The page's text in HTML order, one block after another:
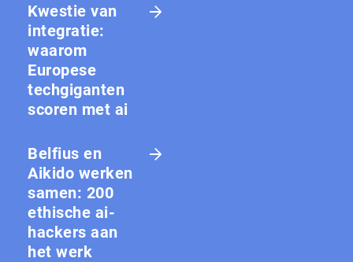
Kwestie van
integratie:
waarom
Europese
techgiganten
scoren met ai
Belfius en
Aikido werken
samen: 200
ethische ai-
hackers aan
het werk